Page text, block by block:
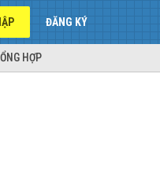
ĐĂNG KÝ
HỢP